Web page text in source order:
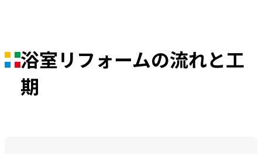
浴室リフォームの流れと工
期